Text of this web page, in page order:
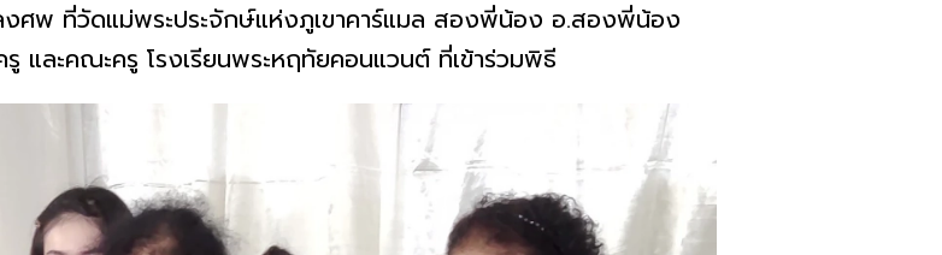
ศพ ที่วัดแม่พระประจักษ์แห่งภูเขาคาร์แมล สองพี่น้อง อ.สองพี่น้อง
และคณะครู โรงเรียนพระหฤทัยคอนแวนต์ ที่เข้าร่วมพิธี